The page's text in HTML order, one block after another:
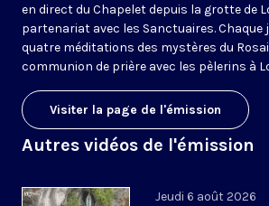
en direct du Chapelet depuis la grotte de
partenariat avec les Sanctuaires. Chaque
quatre méditations des mystères du
communion de prière avec les pèlerins à
Visiter la page de l'émission
Autres vidéos de l'émission
Jeudi 6 août 2026